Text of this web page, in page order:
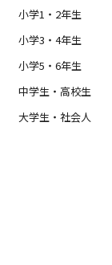
小学1・2年生
小学3・4年生
小学5・6年生
中学生・高校生
大学生・社会人